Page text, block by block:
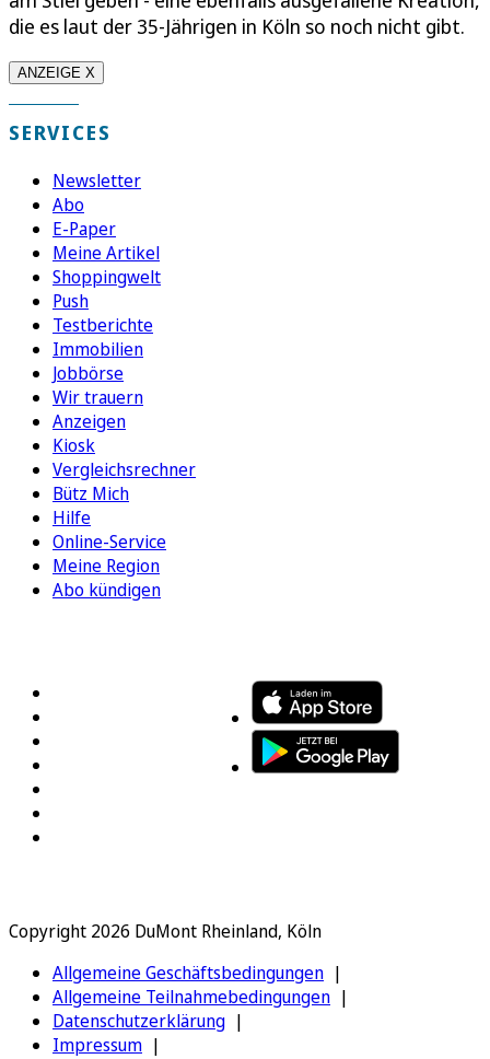
die es laut der 35-Jährigen in Köln so noch nicht gibt.
ANZEIGE X
SERVICES
Newsletter
Abo
E-Paper
Meine Artikel
Shoppingwelt
Push
Testberichte
Immobilien
Jobbörse
Wir trauern
Anzeigen
Kiosk
Vergleichsrechner
Bütz Mich
Hilfe
Online-Service
Meine Region
Abo kündigen
Copyright 2026 DuMont Rheinland, Köln
Allgemeine Geschäftsbedingungen
Allgemeine Teilnahmebedingungen
Datenschutzerklärung
Impressum